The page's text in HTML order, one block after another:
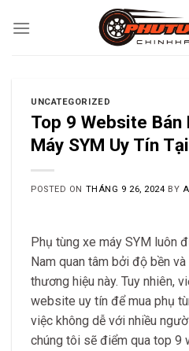
UNCATEGORIZED
Top 9 Website Bán
Máy SYM Uy Tín
POSTED ON THÁNG 9 26, 2024 BY
Phụ tùng xe máy SYM luôn
Nam quan tâm bởi độ bền
thương hiệu này. Tuy nhiên,
website uy tín để mua phụ
việc không dễ với nhiều
chúng tôi sẽ điểm qua top 9